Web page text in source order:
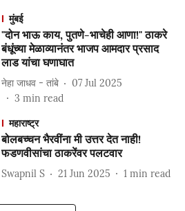
मुंबई
"दोन भाऊ काय, पुतणे-भाचेही आणा!" ठाकरे
बंधूंच्या मेळाव्यानंतर भाजप आमदार प्रसाद
लाड यांचा घणाघात
नेहा जाधव - तांबे
07 Jul 2025
3 min read
महाराष्ट्र
बोलबच्चन भैरवींना मी उत्तर देत नाही!
फडणवीसांचा ठाकरेंवर पलटवार
Swapnil S 21 Jun 2025 1 min read